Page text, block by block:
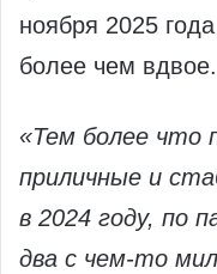
ноября 2025
более чем вдвое.
«Тем более что
приличные и
в 2024 году, по
два с чем-то